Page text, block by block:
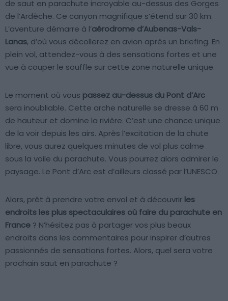
de saut en parachute incroyable au-dessus des Gorges
de l’Ardèche. Ce canyon magnifique s’étend sur 30 km.
L’aventure démarre à l’aérodrome d’Aubenas-Vals-
Lanas, d’où vous décollerez en avion après un briefing. En
plein vol, attendez-vous à des sensations fortes et une
vue à couper le souffle sur cette zone naturelle unique.
Le moment où vous passez au-dessus du Pont d’Arc
sera inoubliable. Cette arche naturelle se dresse à 60 m
de hauteur et domine la rivière. C’est une chance unique
de la voir depuis les airs. Après l’excitation de la chute
libre, vous aurez quelques minutes de vol plus calme
sous la voile du parachute. Vous pourrez alors admirer le
paysage. Le Pont d’Arc est d’ailleurs classé par l’UNESCO.
Alors, prêt à prendre votre envol et à découvrir les
endroits les plus spectaculaires où faire du parachute en
France ? N’hésitez pas à partager vos plus beaux
endroits dans les commentaires pour inspirer d’autres
passionnés de sensations fortes. Alors, quel sera votre
prochain saut en parachute ?